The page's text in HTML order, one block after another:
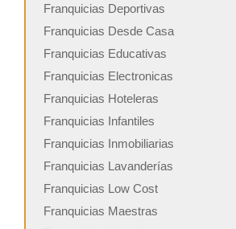
Franquicias Deportivas
Franquicias Desde Casa
Franquicias Educativas
Franquicias Electronicas
Franquicias Hoteleras
Franquicias Infantiles
Franquicias Inmobiliarias
Franquicias Lavanderías
Franquicias Low Cost
Franquicias Maestras